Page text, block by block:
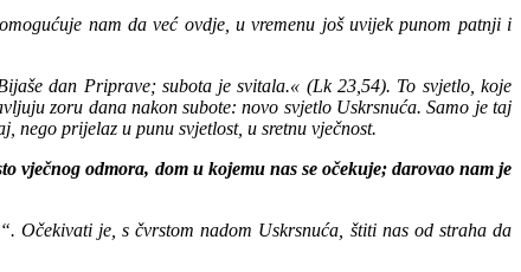
nam da već ovdje, u vremenu još uvijek punom patnji i
dan Priprave; subota je svitala.« (Lk 23,54). To svjetlo, koje
zoru dana nakon subote: novo svjetlo Uskrsnuća. Samo je taj
nego prijelaz u punu svjetlost, u sretnu vječnost.
vječnog odmora, dom u kojemu nas se očekuje; darovao nam je
Očekivati je, s čvrstom nadom Uskrsnuća, štiti nas od straha da